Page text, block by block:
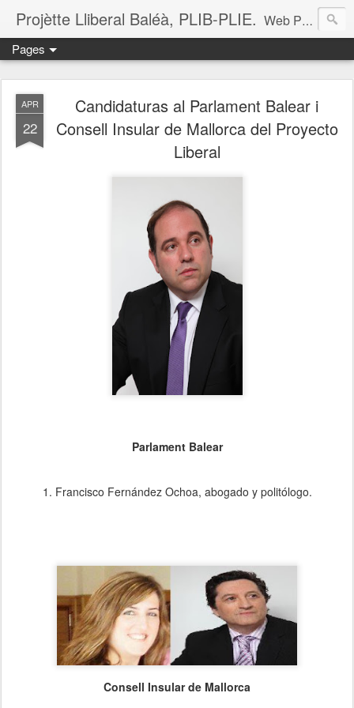
Projètte Lliberal Baléà, PLIB-PLIE. Web Projètte Lliberal Baléà (PLIB-PLIE)
Pages
APR
22
Candidaturas al Parlament Balear i
Consell Insular de Mallorca del Proyecto
Liberal
Parlament Balear
1. Francisco Fernández Ochoa, abogado y politólogo.
Consell Insular de Mallorca